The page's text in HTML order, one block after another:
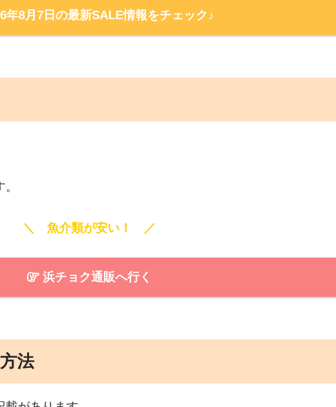
年8月7日の最新SALE情報をチェック♪
＼ 魚介類が安い！ ／
浜チョク通販へ行く
法